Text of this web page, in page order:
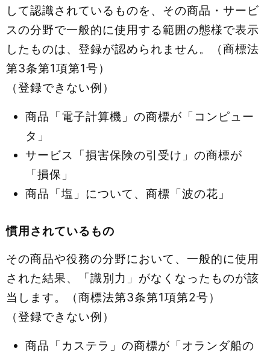
して認識されているものを、その商品・サービ
スの分野で一般的に使用する範囲の態様で表示
したものは、登録が認められません。（商標法
第3条第1項第1号）
（登録できない例）
商品「電子計算機」の商標が「コンピュー
タ」
サービス「損害保険の引受け」の商標が
「損保」
商品「塩」について、商標「波の花」
慣用されているもの
その商品や役務の分野において、一般的に使用
された結果、「識別力」がなくなったものが該
当します。（商標法第3条第1項第2号）
（登録できない例）
商品「カステラ」の商標が「オランダ船の